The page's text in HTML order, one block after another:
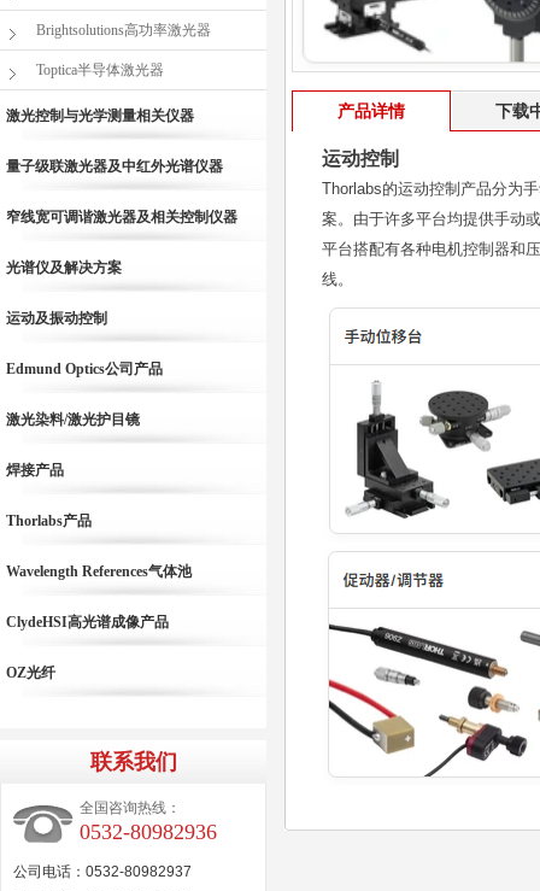
产品详情 下载
运动控制
Thorlabs的运动控制产品分为
案。由于许多平台均提供手动
平台搭配有各种电机控制器和
线。
Brightsolutions高功率激光器
Toptica半导体激光器
激光控制与光学测量相关仪器
量子级联激光器及中红外光谱仪器
窄线宽可调谐激光器及相关控制仪器
光谱仪及解决方案
运动及振动控制
Edmund Optics公司产品
激光染料/激光护目镜
焊接产品
Thorlabs产品
Wavelength References气体池
ClydeHSI高光谱成像产品
OZ光纤
联系我们
全国咨询热线：
0532-80982936
公司电话：0532-80982937